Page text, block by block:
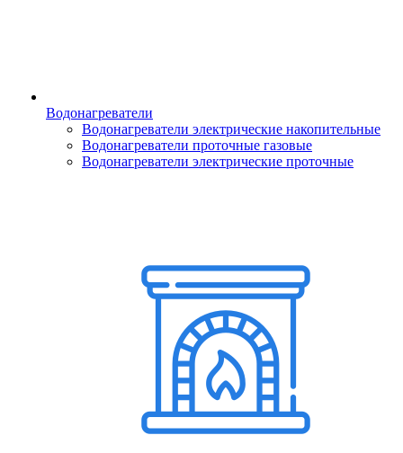
Водонагреватели
Водонагреватели электрические накопительные
Водонагреватели проточные газовые
Водонагреватели электрические проточные